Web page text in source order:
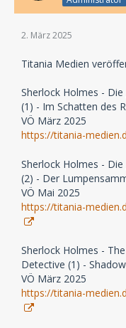
2. März 2025
Titania Medien
Sherlock Holmes -
(1) - Im Schatten des
VÖ März 2025
https://titania-
Sherlock Holmes -
(2) - Der
VÖ Mai 2025
https://titania-
Sherlock Holmes -
Detective (1) -
VÖ März 2025
https://titania-